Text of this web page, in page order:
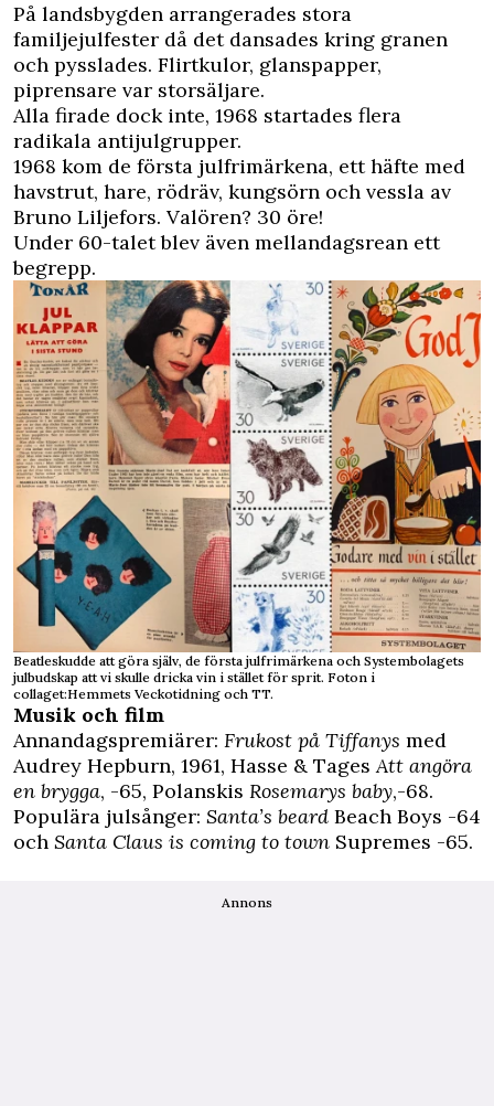
På landsbygden arrangerades stora
familjejulfester då det dansades kring granen
och pysslades. Flirtkulor, glanspapper,
piprensare var storsäljare.
Alla firade dock inte, 1968 startades flera
radikala antijulgrupper.
1968 kom de första julfrimärkena, ett häfte med
havstrut, hare, rödräv, kungsörn och vessla av
Bruno Liljefors. Valören? 30 öre!
Under 60-talet blev även mellandagsrean ett
begrepp.
Beatleskudde att göra själv, de första julfrimärkena och Systembolagets
julbudskap att vi skulle dricka vin i stället för sprit. Foton i
collaget:Hemmets Veckotidning och TT.
Musik och film
Annandagspremiärer: Frukost på Tiffanys med
Audrey Hepburn, 1961, Hasse & TagesAtt angöra
en brygga, -65, Polanskis Rosemarys baby,-68.
Populära julsånger: Santa’s beard Beach Boys -64
och Santa Claus is coming to town Supremes -65.
Annons